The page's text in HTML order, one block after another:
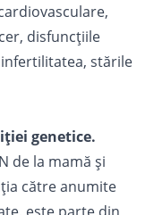
disfuncţiile
stările
genetice.
de la mamă și
către anumite
este parte din